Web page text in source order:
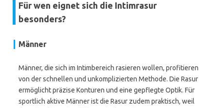
Für wen eignet sich die Intimrasur
besonders?
Männer
Männer, die sich im Intimbereich rasieren wollen, profitieren
von der schnellen und unkomplizierten Methode. Die Rasur
ermöglicht präzise Konturen und eine gepflegte Optik. Für
sportlich aktive Männer ist die Rasur zudem praktisch, weil